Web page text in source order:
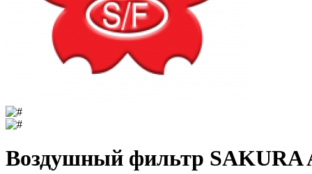
Воздушный фильтр SAKURA